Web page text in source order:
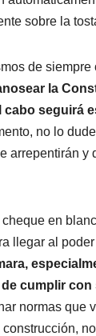
sobre la
de
la
cabo seguirá
no lo
arrepentirán y
en
llegar al
cumplir
normas que